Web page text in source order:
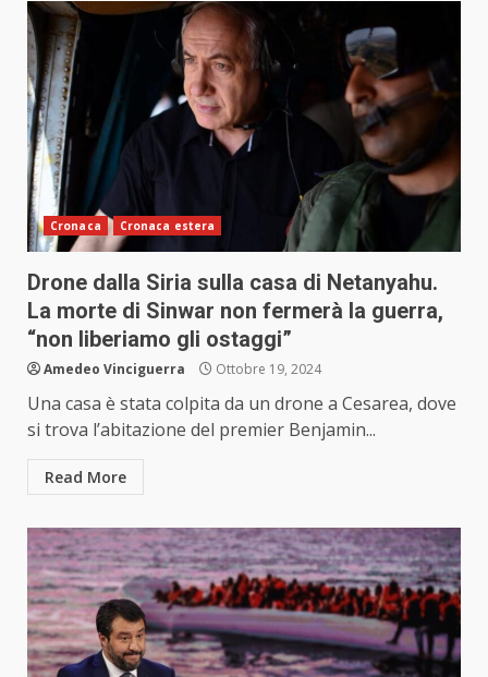
Cronaca Cronaca estera
Drone dalla Siria sulla casa di Netanyahu.
La morte di Sinwar non fermerà la guerra,
“non liberiamo gli ostaggi”
Amedeo Vinciguerra Ottobre 19, 2024
Una casa è stata colpita da un drone a Cesarea, dove
si trova l’abitazione del premier Benjamin...
Read More